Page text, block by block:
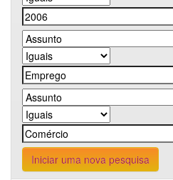
Iniciar uma nova pesquisa